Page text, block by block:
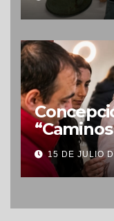
15 DE JULIO